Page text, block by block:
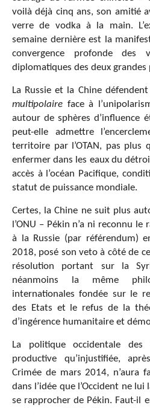
voilà déjà cinq ans, son amitié
verre de vodka à la main.
semaine dernière est la
convergence profonde des
diplomatiques des deux grandes
La Russie et la Chine défendent
multipolaire face à
autour de sphères d’influence
peut-elle admettre
territoire par l’OTAN, pas plus
enfermer dans les eaux du
accès à l’océan Pacifique,
statut de puissance mondiale.
Certes, la Chine ne suit plus
l’ONU – Pékin n’a ni reconnu
à la Russie (par référendum)
2018, posé son veto à côté de
résolution portant sur la
néanmoins la même
internationales fondée sur le
des Etats et le refus de la
d’ingérence humanitaire et
La politique occidentale des
productive qu’injustifiée,
Crimée de mars 2014, n’aura
dans l’idée que l’Occident ne lui
se rapprocher de Pékin. Faut-il